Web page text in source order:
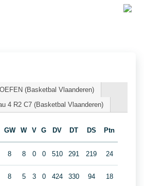
(Basketbal Vlaanderen)
4 R2 C7 (Basketbal Vlaanderen)
GW W V G DV DT DS Ptn
8 8 0 0 510 291 219 24
8 5 3 0 424 330 94 18